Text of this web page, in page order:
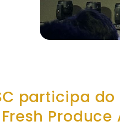
participa